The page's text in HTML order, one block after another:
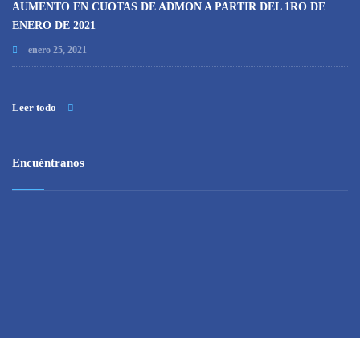
AUMENTO EN CUOTAS DE ADMON A PARTIR DEL 1RO DE
ENERO DE 2021
enero 25, 2021
Leer todo
Encuéntranos